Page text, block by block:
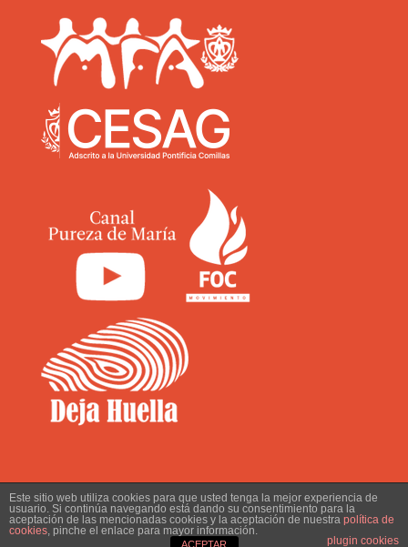
POLÍTICA DE PRIVACIDAD
Este sitio web utiliza cookies para que usted tenga la mejor experiencia de
usuario. Si continúa navegando está dando su consentimiento para la
aceptación de las mencionadas cookies y la aceptación de nuestra política de
cookies, pinche el enlace para mayor información.
plugin cookies
ACEPTAR